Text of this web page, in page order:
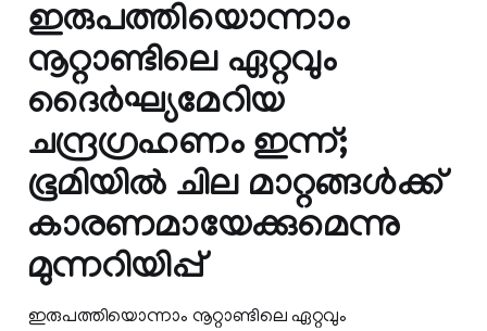
ഇരുപത്തിയൊന്നാം
നൂറ്റാണ്ടിലെ ഏറ്റവും
ദൈര്‍ഘ്യമേറിയ
ചന്ദ്രഗ്രഹണം ഇന്ന്;
ഭൂമിയില്‍ ചില മാറ്റങ്ങള്‍ക്ക്
കാരണമായേക്കുമെന്നു
മുന്നറിയിപ്പ്
ഇരുപത്തിയൊന്നാം നൂറ്റാണ്ടിലെ ഏറ്റവും